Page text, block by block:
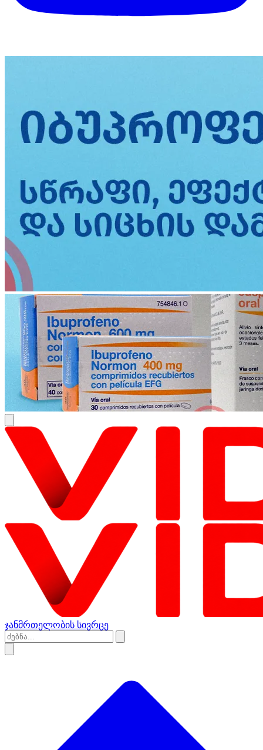
ჯანმრთელობის სივრცე